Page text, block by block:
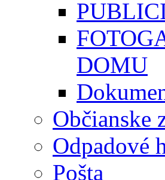
DOMU
Občianske
Odpadové
Pošta